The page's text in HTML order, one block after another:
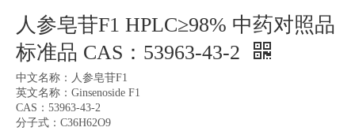
人参皂苷F1 HPLC≥98% 中药对照品
标准品 CAS：53963-43-2
中文名称：人参皂苷F1
英文名称：Ginsenoside F1
CAS：53963-43-2
分子式：C36H62O9